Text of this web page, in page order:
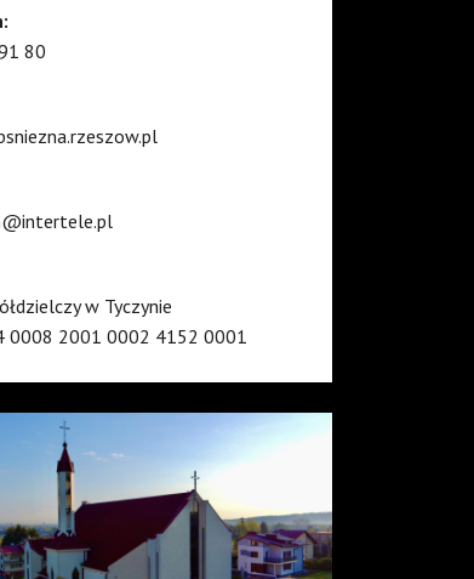
80
w Tyczynie
0008 2001 0002 4152 0001